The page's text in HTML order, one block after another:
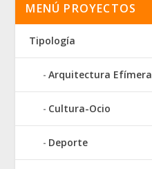
MENÚ PROYECTOS
Tipología
Arquitectura Efímera
Cultura-Ocio
Deporte